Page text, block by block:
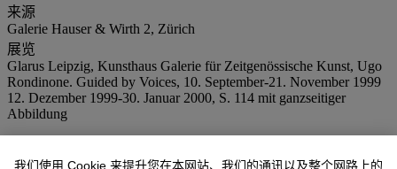
来源
Galerie Hauser & Wirth 2, Zürich
展览
Glarus Leipzig, Kunsthaus Galerie für Zeitgenössische Kunst, Ugo
Rondinone. Guided by Voices, 10. September-21. November 1999
12. Dezember 1999-30. Januar 2000, S. 114 mit ganzseitiger
Abbildung
我们使用 Cookie 来提升您在本网站、我们的通讯以及整个网路上的